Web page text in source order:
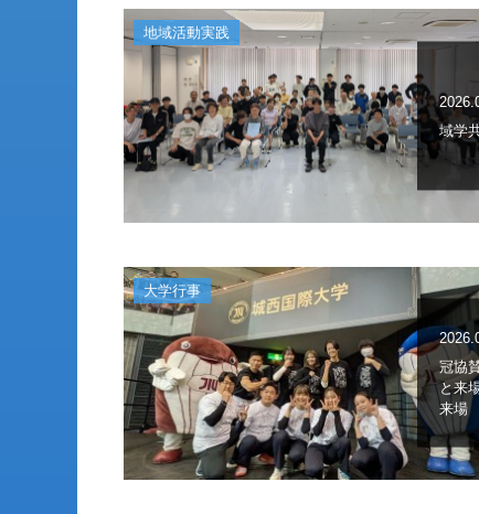
地域活動実践
域学
大学行事
冠協
と来
来場